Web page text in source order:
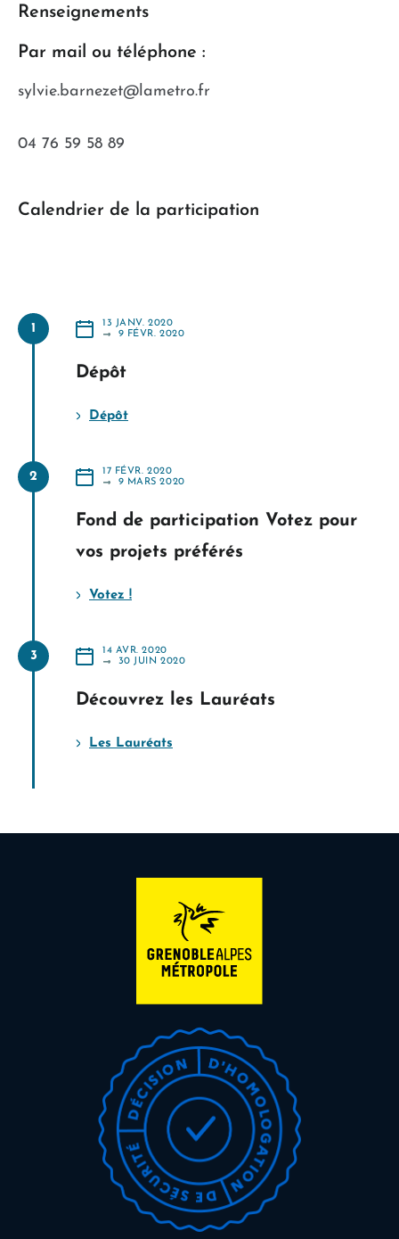
Renseignements
Par mail ou téléphone :
sylvie.barnezet@lametro.fr
04 76 59 58 89
Calendrier de la participation
13 JANV. 2020
9 FÉVR. 2020
1
Dépôt
Dépôt
17 FÉVR. 2020
9 MARS 2020
2
Fond de participation Votez pour
vos projets préférés
Votez !
14 AVR. 2020
30 JUIN 2020
3
Découvrez les Lauréats
Les Lauréats